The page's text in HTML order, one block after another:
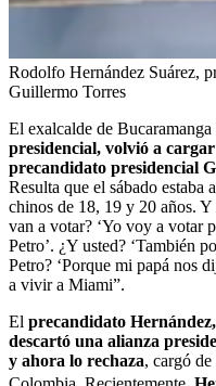
Rodolfo Hernández Suárez,
Guillermo Torres
El exalcalde de Bucaramanga
presidencial, volvió a
precandidato presidencial
Resulta que el sábado estaba
chinos de 18, 19 y 20 años.
van a votar? ‘Yo voy a votar
Petro’. ¿Y usted? ‘También
Petro? ‘Porque mi papá nos
a vivir a Miami”.
El precandidato
descartó una alianza
y ahora lo rechaza, cargó